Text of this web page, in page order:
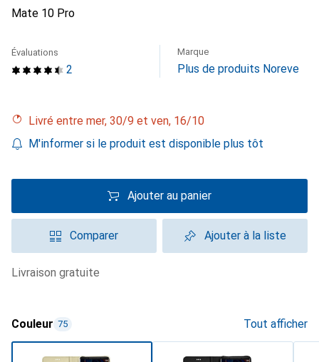
Mate 10 Pro
2
Évaluations Marque
Plus de produits Noreve
Livré entre mer, 30/9 et ven, 16/10
M'informer si le produit est disponible plus tôt
Ajouter au panier
Comparer Ajouter à la liste
livraison gratuite
Couleur 75 Tout afficher